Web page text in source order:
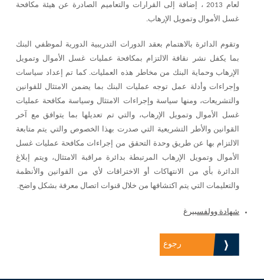
لعام 2013 ، إضافة إلى القرارات والتعاميم الصادرة عن هيئة مكافحة
غسل الأموال وتمويل الإرهاب.
وتقوم الدائرة بالاهتمام بعقد الدورات التدريبية الدورية لموظفي البنك
بما يكفل نشر نقافة الالتزام بمكافحة عمليات غسل الأموال وتمويل
الإرهاب وحماية البنك من مخاطر هذه العمليات. كما تم إعداد سياسات
وإجراءات وأدلة عمل توجه عمليات البنك بما يضمن الامتثال للقوانين
والتشريعات، ومنها سياسة وإجراءات الامتثال وسياسة مكافحة عمليات
غسل الأموال وتمويل الإرهاب، والتي تم تعديلها بما يتوافق مع آخر
القوانين والأطر التشريعية التي صدرت بهذا الخصوص والتي يتم متابعة
الالتزام بها عن طريق وحدة التحقق من إجراءات مكافحة عمليات غسل
الأموال وتمويل الإرهاب المرتبطة بدائرة مراقبة الامتثال، ويتم إبلاغ
الدائرة بأي من الانتهاكات أو الاختراقات لأي من القوانين والأنظمة
والتعليمات التي يتم اكتشافها من خلال قنوات اتصال معرفة بشكل واضح.
شهادة وولفسبيرغ
رجوع